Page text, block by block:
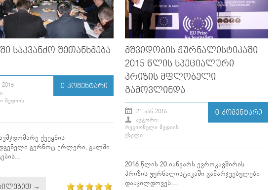
ᲡᲐᲙᲕᲐᲜᲫᲝ ᲨᲔᲗᲐᲜᲮᲛᲔᲑᲐ
ᲛᲔᲓᲘᲘᲡ
0 ᲙᲝᲛᲔᲜᲢᲐᲠᲘ
ქვეყნის
გერნოტ ერლერი, გალში
→
ᲛᲨᲕᲘᲓᲝᲑᲘᲡ ᲟᲣᲠᲜᲐᲚᲘᲡᲢᲘᲙᲐᲨᲘ
2015 ᲬᲚᲘᲡ ᲡᲞᲔᲪᲘᲐᲚᲣᲠᲘ
ᲞᲠᲘᲖᲘᲡ ᲛᲤᲚᲝᲑᲔᲚᲘ
ᲒᲐᲛᲝᲕᲚᲘᲜᲓᲐ
21 ᲘᲐᲜ 2016
ᲐᲕᲢᲝᲠᲘ:
ᲠᲔᲒᲘᲝᲜᲣᲚᲘ ᲛᲔᲓᲘᲘᲡ
ᲥᲡᲔᲚᲘ
0 ᲙᲝᲛᲔᲜᲢᲐᲠᲘ
2016 წლის 20 იანვარს ევროკავშირის
პრიზის ჟურნალისტიკაში გამარჯვებულები
დააჯილდოვეს....